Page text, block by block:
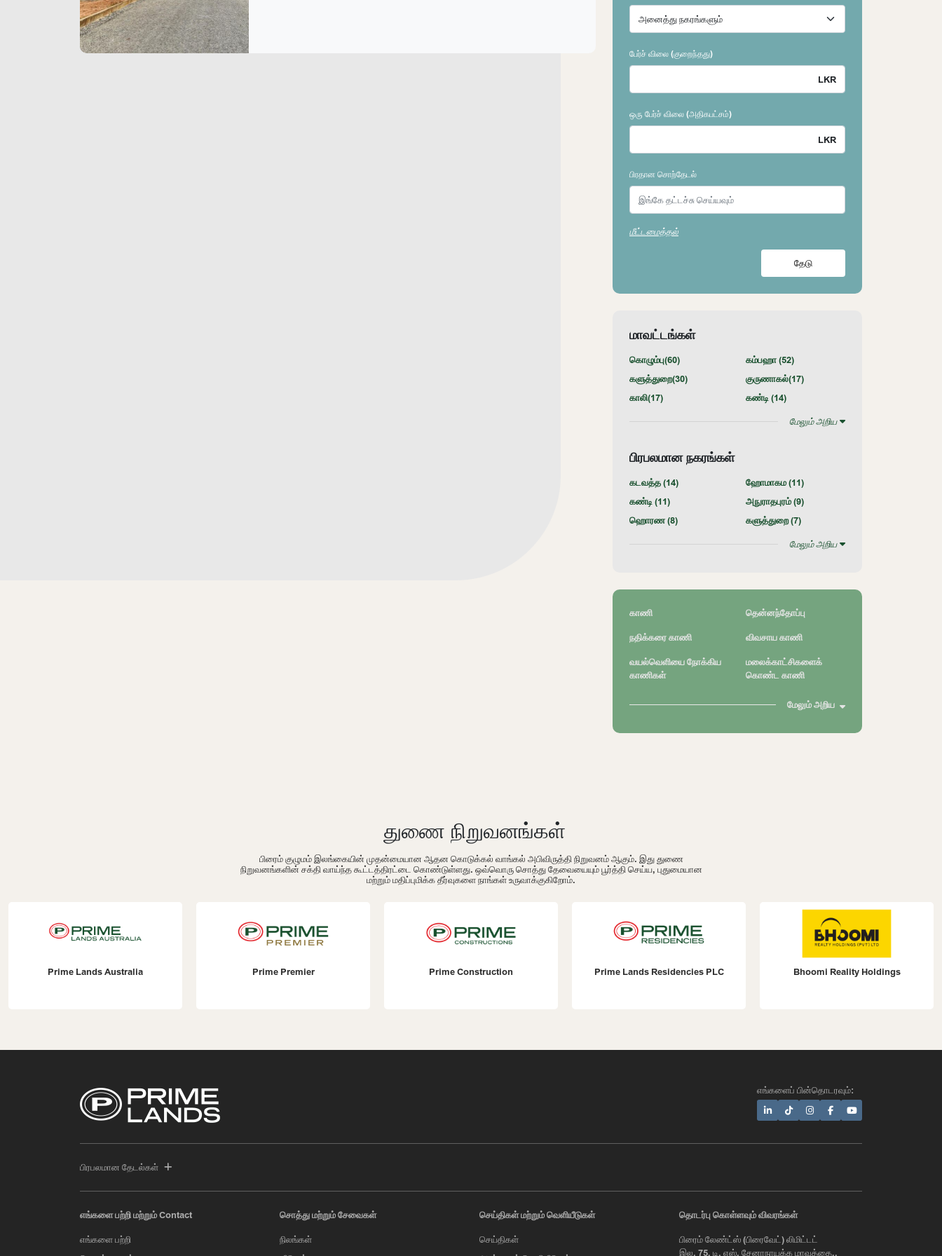
பேர்ச் விலை (குறைந்தது)
ஒரு பேர்ச் விலை (அதிகபட்சம்)
பிரதான சொற்தேடல்
மீட்டமைத்தல்
தேடு
மாவட்டங்கள்
கொழும்பு(60) கம்பஹா (52)
களுத்துறை(30) குருணாகல்(17)
காலி(17) கண்டி (14)
மேலும் அறிய
பிரபலமான நகரங்கள்
கடவத்த (14) ஹோமாகம (11)
கண்டி (11) அநுராதபுரம் (9)
ஹொரண (8) களுத்துறை (7)
மேலும் அறிய
காணி
தென்னந்தோப்பு
நதிக்கரை காணி
விவசாய காணி
வயல்வெளியை நோக்கிய
காணிகள்
மலைக்காட்சிகளைக்
கொண்ட காணி
மேலும் அறிய
துணை நிறுவனங்கள்
பிரைம் குழுமம் இலங்கையின் முதன்மையான ஆதன கொடுக்கல் வாங்கல் அபிவிருத்தி நிறுவனம் ஆகும். இது துணை
நிறுவனங்களின் சக்தி வாய்ந்த கூட்டத்திரட்டை கொண்டுள்ளது. ஒவ்வொரு சொத்து தேவையையும் பூர்த்தி செய்ய, புதுமையான
மற்றும் மதிப்புமிக்க தீர்வுகளை நாங்கள் உருவாக்குகிறோம்.
Prime Lands Australia Prime Premier Prime Construction Prime Lands Residencies PLC Bhoomi Reality Holdings
எங்களைப் பின்தொடரவும்:
பிரபலமான தேடல்கள்
எங்களை பற்றி மற்றும் Contact
எங்களை பற்றி
சொத்து மற்றும் சேவைகள்
நிலங்கள்
செய்திகள் மற்றும் வெளியீடுகள்
செய்திகள்
தொடர்பு கொள்ளவும் விவரங்கள்
பிரைம் லேண்ட்ஸ் (பிரைவேட்) லிமிட்டட்
இல. 75, டி. எஸ். சேனாநாயக்க மாவத்தை,,
Hi, I'm Prime Bee, Your AI